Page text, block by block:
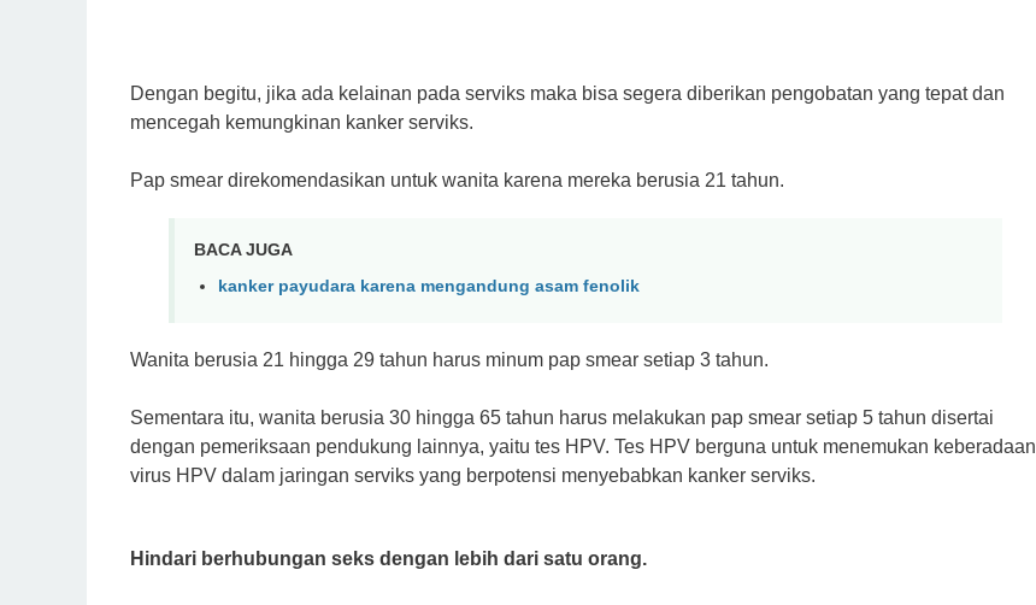
Dengan begitu, jika ada kelainan pada serviks maka bisa segera diberikan pengobatan yang tepat dan
mencegah kemungkinan kanker serviks.
Pap smear direkomendasikan untuk wanita karena mereka berusia 21 tahun.
BACA JUGA
kanker payudara karena mengandung asam fenolik
Wanita berusia 21 hingga 29 tahun harus minum pap smear setiap 3 tahun.
Sementara itu, wanita berusia 30 hingga 65 tahun harus melakukan pap smear setiap 5 tahun disertai
dengan pemeriksaan pendukung lainnya, yaitu tes HPV. Tes HPV berguna untuk menemukan keberadaan
virus HPV dalam jaringan serviks yang berpotensi menyebabkan kanker serviks.
Hindari berhubungan seks dengan lebih dari satu orang.